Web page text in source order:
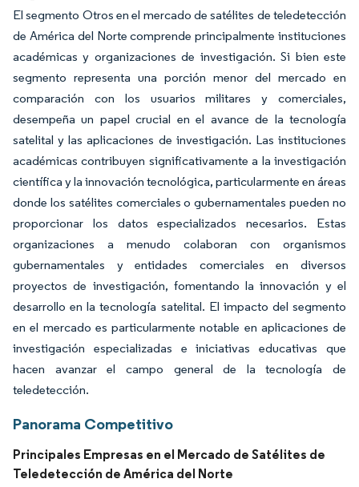
El segmento Otros en el mercado de satélites de teledetección
de América del Norte comprende principalmente instituciones
académicas y organizaciones de investigación. Si bien este
segmento representa una porción menor del mercado en
comparación con los usuarios militares y comerciales,
desempeña un papel crucial en el avance de la tecnología
satelital y las aplicaciones de investigación. Las instituciones
académicas contribuyen significativamente a la investigación
científica y la innovación tecnológica, particularmente en áreas
donde los satélites comerciales o gubernamentales pueden no
proporcionar los datos especializados necesarios. Estas
organizaciones a menudo colaboran con organismos
gubernamentales y entidades comerciales en diversos
proyectos de investigación, fomentando la innovación y el
desarrollo en la tecnología satelital. El impacto del segmento
en el mercado es particularmente notable en aplicaciones de
investigación especializadas e iniciativas educativas que
hacen avanzar el campo general de la tecnología de
teledetección.
Panorama Competitivo
Principales Empresas en el Mercado de Satélites de
Teledetección de América del Norte